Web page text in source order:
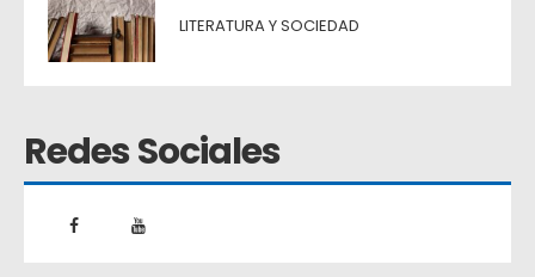
LITERATURA Y SOCIEDAD
Redes Sociales